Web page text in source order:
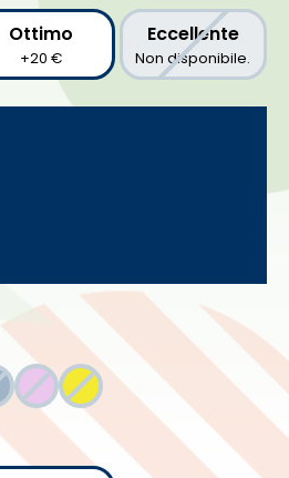
Ottimo
+20 €
Eccellente
Non disponibile.